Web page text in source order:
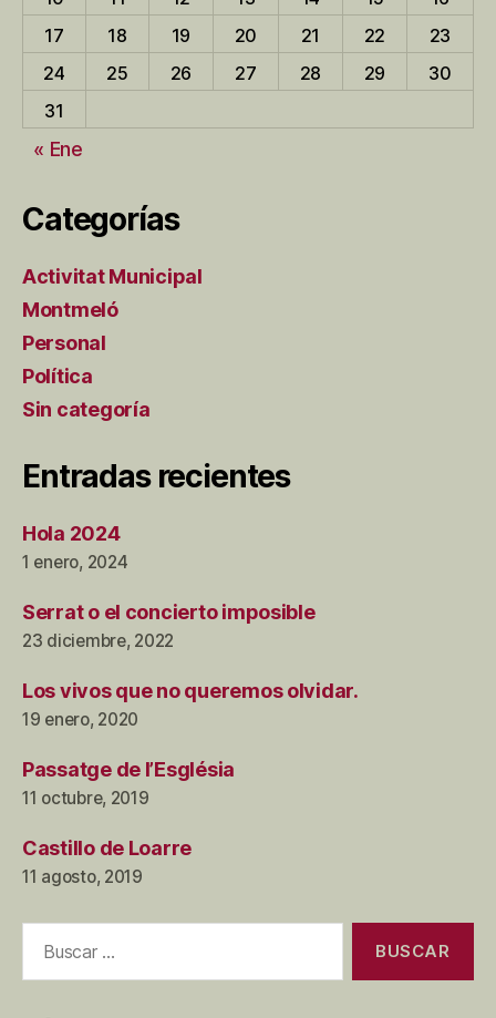
17
18 19 20 21 22
23
24
25 26 27 28 29
30
31
« Ene
Categorías
Activitat Municipal
Montmeló
Personal
Política
Sin categoría
Entradas recientes
Hola 2024
1 enero, 2024
Serrat o el concierto imposible
23 diciembre, 2022
Los vivos que no queremos olvidar.
19 enero, 2020
Passatge de l’Església
11 octubre, 2019
Castillo de Loarre
11 agosto, 2019